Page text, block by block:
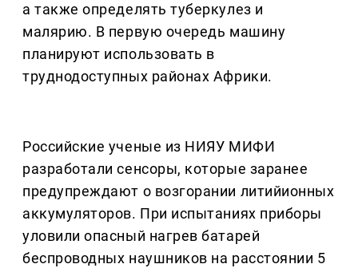
а также определять туберкулез и
малярию. В первую очередь машину
планируют использовать в
труднодоступных районах Африки.
Российские ученые из НИЯУ МИФИ
разработали сенсоры, которые заранее
предупреждают о возгорании литийионных
аккумуляторов. При испытаниях приборы
уловили опасный нагрев батарей
беспроводных наушников на расстоянии 5